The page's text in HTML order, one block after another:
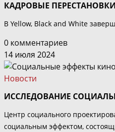
КАДРОВЫЕ
В Yellow, Black and White
0 комментариев
14 июля 2024
Новости
ИССЛЕДОВАНИЕ
Центр социального
социальным эффектом,